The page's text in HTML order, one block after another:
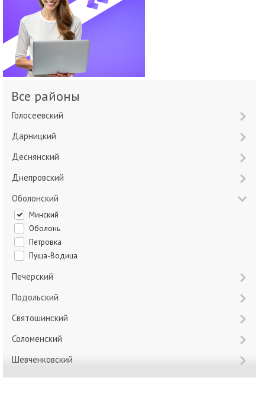
Все районы
Голосеевский
Дарницкий
Деснянский
Днепровский
Оболонский
Минский
Оболонь
Петровка
Пуща-Водица
Печерский
Подольский
Святошинский
Соломенский
Шевченковский